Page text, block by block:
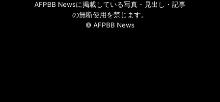
AFPBB Newsに掲載している写真・見出し・記事
の無断使用を禁じます。
© AFPBB News